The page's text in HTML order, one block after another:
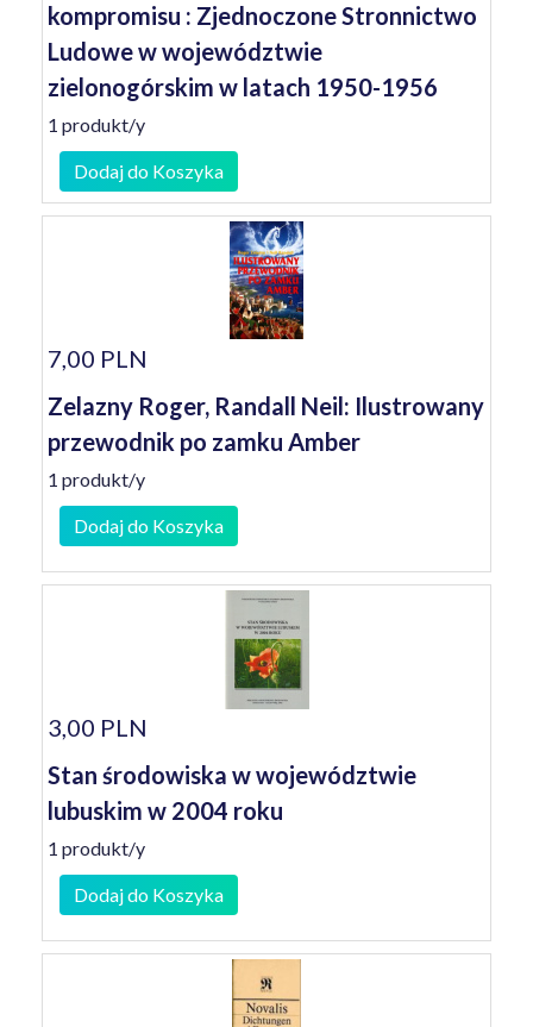
kompromisu : Zjednoczone Stronnictwo
Ludowe w województwie
zielonogórskim w latach 1950-1956
1 produkt/y
Dodaj do Koszyka
7,00 PLN
Zelazny Roger, Randall Neil: Ilustrowany
przewodnik po zamku Amber
1 produkt/y
Dodaj do Koszyka
3,00 PLN
Stan środowiska w województwie
lubuskim w 2004 roku
1 produkt/y
Dodaj do Koszyka